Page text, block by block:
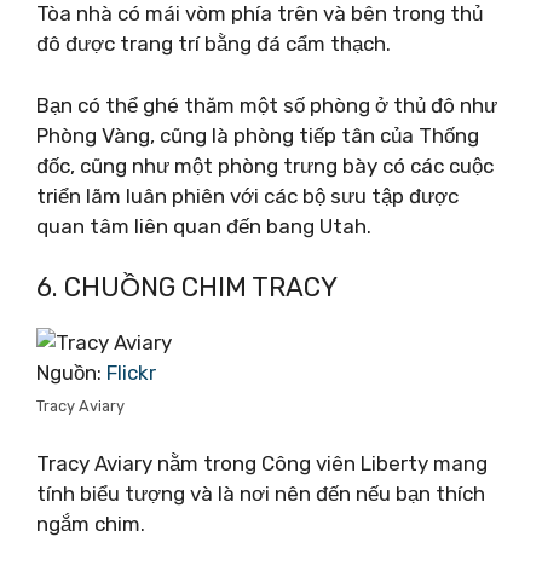
Tòa nhà có mái vòm phía trên và bên trong thủ
đô được trang trí bằng đá cẩm thạch.
Bạn có thể ghé thăm một số phòng ở thủ đô như
Phòng Vàng, cũng là phòng tiếp tân của Thống
đốc, cũng như một phòng trưng bày có các cuộc
triển lãm luân phiên với các bộ sưu tập được
quan tâm liên quan đến bang Utah.
6. CHUỒNG CHIM TRACY
Nguồn: Flickr
Tracy Aviary
Tracy Aviary nằm trong Công viên Liberty mang
tính biểu tượng và là nơi nên đến nếu bạn thích
ngắm chim.